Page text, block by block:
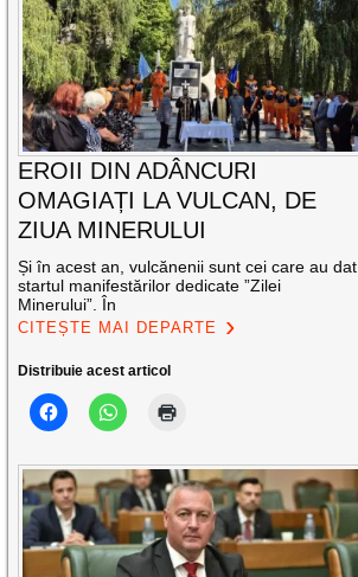
EROII DIN ADÂNCURI
OMAGIAȚI LA VULCAN, DE
ZIUA MINERULUI
Și în acest an, vulcănenii sunt cei care au dat
startul manifestărilor dedicate ”Zilei
Minerului”. În
CITEȘTE MAI DEPARTE
Distribuie acest articol